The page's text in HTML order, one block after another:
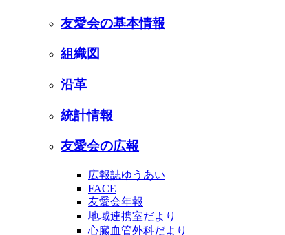
友愛会の基本情報
組織図
沿革
統計情報
友愛会の広報
広報誌ゆうあい
FACE
友愛会年報
地域連携室だより
心臓血管外科だより